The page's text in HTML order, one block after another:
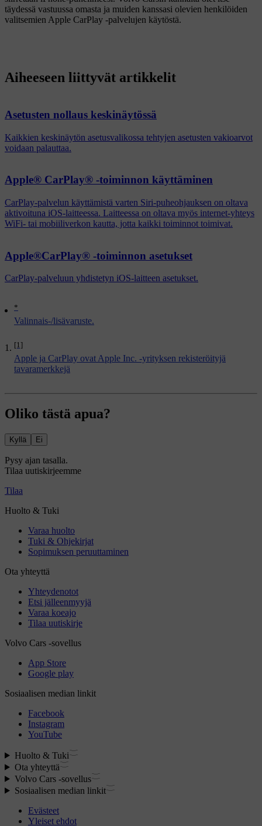
täydessä vastuussa omasta ja muiden kanssasi olevien henkilöiden
valitsemien Apple CarPlay -palvelujen käytöstä.
*
Valinnais-/lisävaruste.
[1]
Apple ja CarPlay ovat Apple Inc. -yrityksen rekisteröityjä
tavaramerkkejä
Aiheeseen liittyvät artikkelit
Asetusten nollaus keskinäytössä
Kaikkien keskinäytön asetusvalikossa tehtyjen asetusten vakioarvot
voidaan palauttaa.
Apple® CarPlay® -toiminnon käyttäminen
CarPlay-palvelun käyttämistä varten Siri-puheohjauksen on oltava
aktivoituna iOS-laitteessa. Laitteessa on oltava myös internet-yhteys
WiFi- tai mobiiliverkon kautta, jotta kaikki toiminnot toimivat.
Apple®CarPlay® -toiminnon asetukset
CarPlay-palveluun yhdistetyn iOS-laitteen asetukset.
Oliko tästä apua?
Kyllä Ei